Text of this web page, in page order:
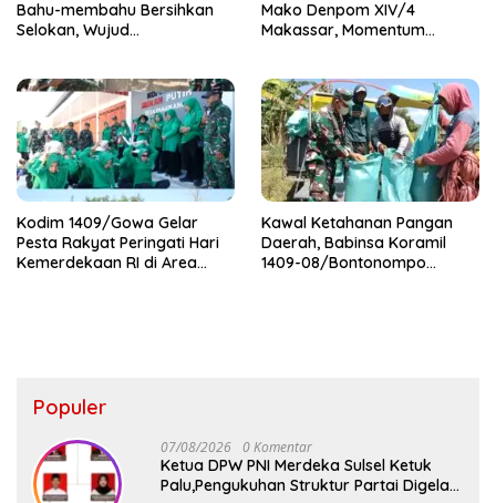
Bahu-membahu Bersihkan
Selokan, Wujud
Mako Denpom XIV/4
Makassar, Momentum
Kodim 1409/Gowa Gelar
Pesta Rakyat Peringati Hari
Kemerdekaan RI di Area
Kawal Ketahanan Pangan
Daerah, Babinsa Koramil
1409-08/Bontonompo
Populer
07/08/2026 0 Komentar
Ketua DPW PNI Merdeka Sulsel Ketuk
Palu,Pengukuhan Struktur Partai Digelar